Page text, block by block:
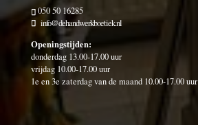
050 50 16285
info@dehandwerkboetiek.nl
Openingstijden:
donderdag 13.00-17.00 uur
vrijdag 10.00-17.00 uur
1e en 3e zaterdag van de maand 10.00-17.00 uur